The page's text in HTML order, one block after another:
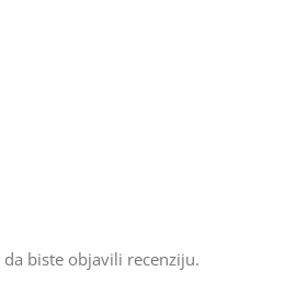
da biste objavili recenziju.